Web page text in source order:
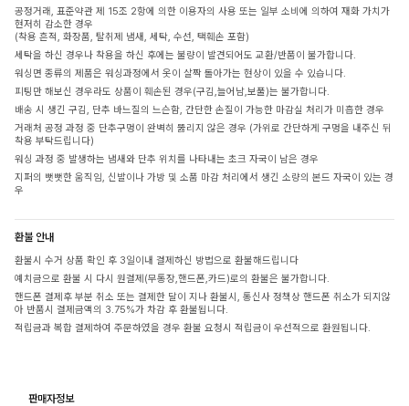
공정거래, 표준약관 제 15조 2항에 의한 이용자의 사용 또는 일부 소비에 의하여 재화 가치가
현저히 감소한 경우
(착용 흔적, 화장품, 탈취제 냄새, 세탁, 수선, 택훼손 포함)
세탁을 하신 경우나 착용을 하신 후에는 불량이 발견되어도 교환/반품이 불가합니다.
워싱면 종류의 제품은 워싱과정에서 옷이 살짝 돌아가는 현상이 있을 수 있습니다.
피팅만 해보신 경우라도 상품이 훼손된 경우(구김,늘어남,보풀)는 불가합니다.
배송 시 생긴 구김, 단추 바느질의 느슨함, 간단한 손질이 가능한 마감실 처리가 미흡한 경우
거래처 공정 과정 중 단추구멍이 완벽히 뚫리지 않은 경우 (가위로 간단하게 구멍을 내주신 뒤
착용 부탁드립니다)
워싱 과정 중 발생하는 냄새와 단추 위치를 나타내는 초크 자국이 남은 경우
지퍼의 뻣뻣한 움직임, 신발이나 가방 및 소품 마감 처리에서 생긴 소량의 본드 자국이 있는 경
우
환불 안내
환불시 수거 상품 확인 후 3일이내 결제하신 방법으로 환불해드립니다
예치금으로 환불 시 다시 원결제(무통장,핸드폰,카드)로의 환불은 불가합니다.
핸드폰 결제후 부분 취소 또는 결제한 달이 지나 환불시, 통신사 정책상 핸드폰 취소가 되지않
아 반품시 결제금액의 3.75%가 차감 후 환불됩니다.
적립금과 복합 결제하여 주문하였을 경우 환불 요청시 적립금이 우선적으로 환원됩니다.
판매자정보